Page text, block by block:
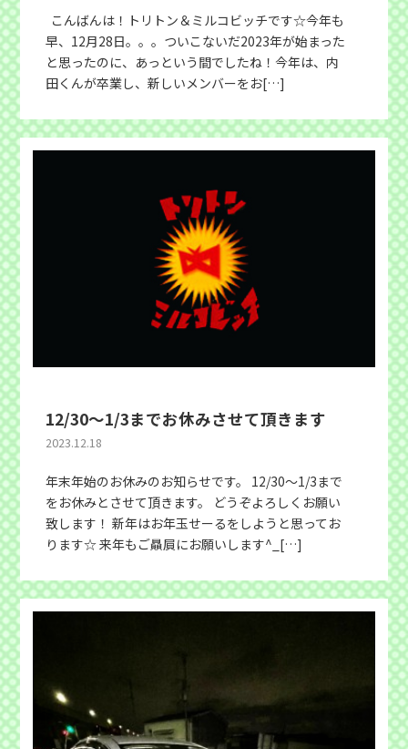
こんばんは！トリトン＆ミルコビッチです☆今年も
早、12月28日。。。ついこないだ2023年が始まった
と思ったのに、あっという間でしたね！今年は、内
田くんが卒業し、新しいメンバーをお[…]
12/30〜1/3までお休みさせて頂きます
2023.12.18
年末年始のお休みのお知らせです。 12/30〜1/3まで
をお休みとさせて頂きます。 どうぞよろしくお願い
致します！ 新年はお年玉せーるをしようと思ってお
ります☆ 来年もご贔屓にお願いします^_[…]